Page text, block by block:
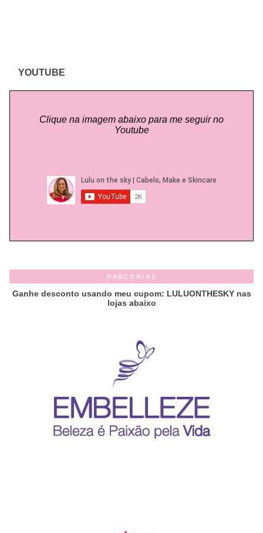
YOUTUBE
Clique na imagem abaixo para me seguir no
Youtube
PARCERIAS
Ganhe desconto usando meu cupom: LULUONTHESKY nas
lojas abaixo